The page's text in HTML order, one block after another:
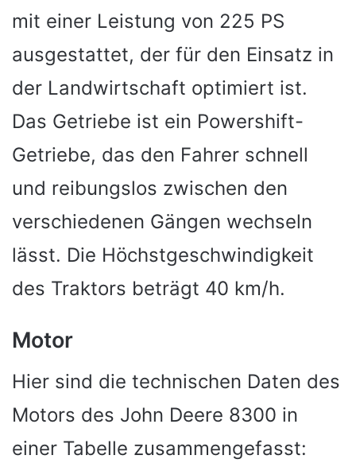
mit einer Leistung von 225 PS
ausgestattet, der für den Einsatz in
der Landwirtschaft optimiert ist.
Das Getriebe ist ein Powershift-
Getriebe, das den Fahrer schnell
und reibungslos zwischen den
verschiedenen Gängen wechseln
lässt. Die Höchstgeschwindigkeit
des Traktors beträgt 40 km/h.
Motor
Hier sind die technischen Daten des
Motors des John Deere 8300 in
einer Tabelle zusammengefasst: